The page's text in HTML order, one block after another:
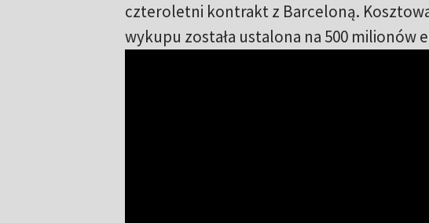
czteroletni kontrakt z Barceloną.
wykupu została ustalona na 500 milionów